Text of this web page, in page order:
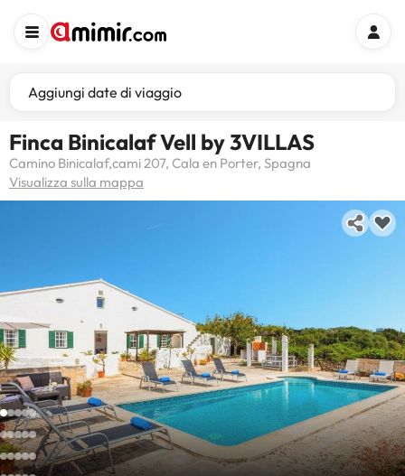
Aggiungi date di viaggio
Finca Binicalaf Vell by 3VILLAS
Camino Binicalaf,cami 207, Cala en Porter, Spagna
Visualizza sulla mappa